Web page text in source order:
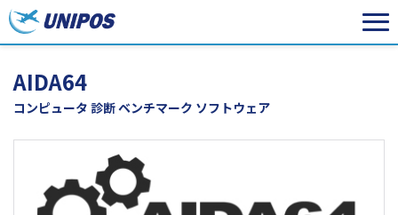
AIDA64
コンピュータ 診断 ベンチマーク ソフトウェア